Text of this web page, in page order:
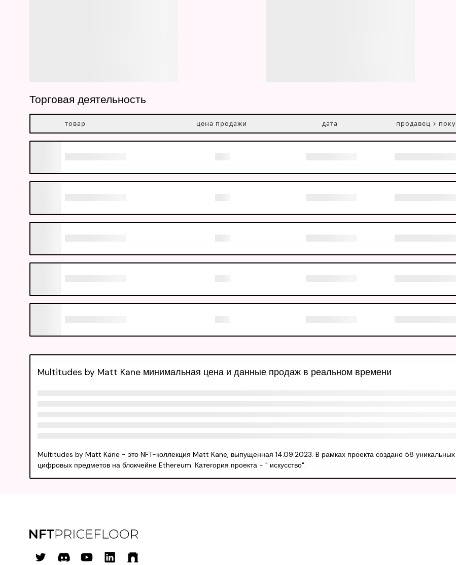
Multitudes by Matt Kane минимальная цена и данные продаж в реальном времени
Multitudes by Matt Kane - это NFT-коллекция Matt Kane, выпущенная 14.09.2023. B рамках проекта создано 58 уникальных
цифровых предметов на блокчейне Ethereum. Категория проекта - " искусство".
Торговая деятельность
товар цена продажи дата продавец >